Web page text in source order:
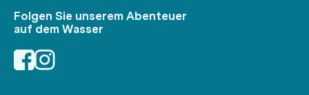
Folgen Sie unserem Abenteuer
auf dem Wasser